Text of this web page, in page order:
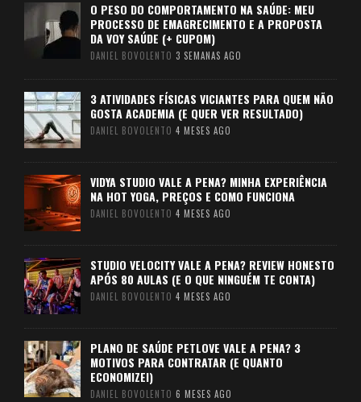
O PESO DO COMPORTAMENTO NA SAÚDE: MEU
PROCESSO DE EMAGRECIMENTO E A PROPOSTA
DA VOY SAÚDE (+ CUPOM)
DANIEL BOVOLENTO 3 SEMANAS AGO
3 ATIVIDADES FÍSICAS VICIANTES PARA QUEM NÃO
GOSTA ACADEMIA (E QUER VER RESULTADO)
DANIEL BOVOLENTO 4 MESES AGO
VIDYA STUDIO VALE A PENA? MINHA EXPERIÊNCIA
NA HOT YOGA, PREÇOS E COMO FUNCIONA
DANIEL BOVOLENTO 4 MESES AGO
STUDIO VELOCITY VALE A PENA? REVIEW HONESTO
APÓS 80 AULAS (E O QUE NINGUÉM TE CONTA)
DANIEL BOVOLENTO 4 MESES AGO
PLANO DE SAÚDE PETLOVE VALE A PENA? 3
MOTIVOS PARA CONTRATAR (E QUANTO
ECONOMIZEI)
DANIEL BOVOLENTO 6 MESES AGO